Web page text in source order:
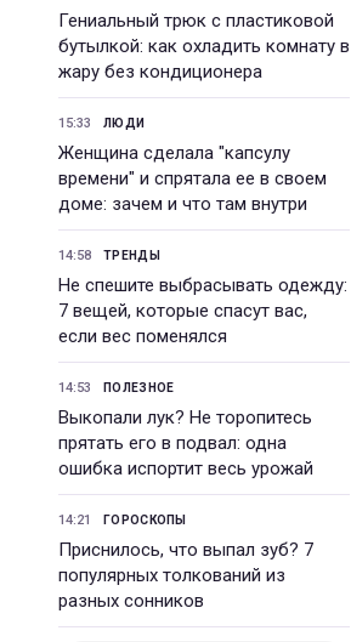
Гениальный трюк с пластиковой
бутылкой: как охладить комнату в
жару без кондиционера
15:33 ЛЮДИ
Женщина сделала "капсулу
времени" и спрятала ее в своем
доме: зачем и что там внутри
14:58 ТРЕНДЫ
Не спешите выбрасывать одежду:
7 вещей, которые спасут вас,
если вес поменялся
14:53 ПОЛЕЗНОЕ
Выкопали лук? Не торопитесь
прятать его в подвал: одна
ошибка испортит весь урожай
14:21 ГОРОСКОПЫ
Приснилось, что выпал зуб? 7
популярных толкований из
разных сонников